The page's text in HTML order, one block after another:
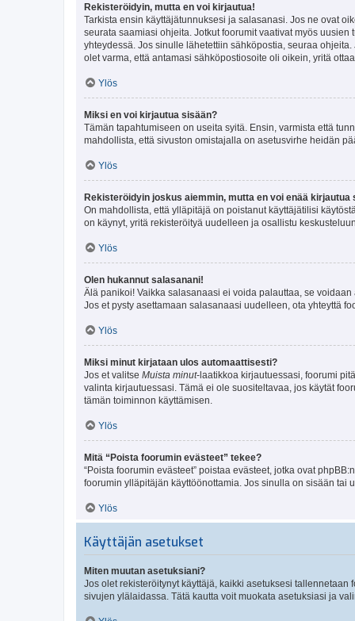
Rekisteröidyin, mutta en voi kirjautua!
Tarkista ensin käyttäjätunnuksesi ja salasanasi. Jos ne ovat
seurata saamiasi ohjeita. Jotkut foorumit vaativat myös
yhteydessä. Jos sinulle lähetettiin sähköpostia, seuraa
olet varma, että antamasi sähköpostiosoite oli oikein, yritä
Ylös
Miksi en voi kirjautua sisään?
Tämän tapahtumiseen on useita syitä. Ensin, varmista että
mahdollista, että sivuston omistajalla on asetusvirhe heidän
Ylös
Rekisteröidyin joskus aiemmin, mutta en voi enää kirjautua
On mahdollista, että ylläpitäjä on poistanut käyttäjätilisi
on käynyt, yritä rekisteröityä uudelleen ja osallistu
Ylös
Olen hukannut salasanani!
Älä panikoi! Vaikka salasanaasi ei voida palauttaa, se
Jos et pysty asettamaan salasanaasi uudelleen, ota yhteyttä
Ylös
Miksi minut kirjataan ulos automaattisesti?
Jos et valitse Muista minut-laatikkoa kirjautuessasi, foorumi
valinta kirjautuessasi. Tämä ei ole suositeltavaa, jos käytät
tämän toiminnon käyttämisen.
Ylös
Mitä “Poista foorumin evästeet” tekee?
“Poista foorumin evästeet” poistaa evästeet, jotka ovat
foorumin ylläpitäjän käyttöönottamia. Jos sinulla on sisään
Ylös
Käyttäjän asetukset
Miten muutan asetuksiani?
Jos olet rekisteröitynyt käyttäjä, kaikki asetuksesi
sivujen ylälaidassa. Tätä kautta voit muokata asetuksiasi ja